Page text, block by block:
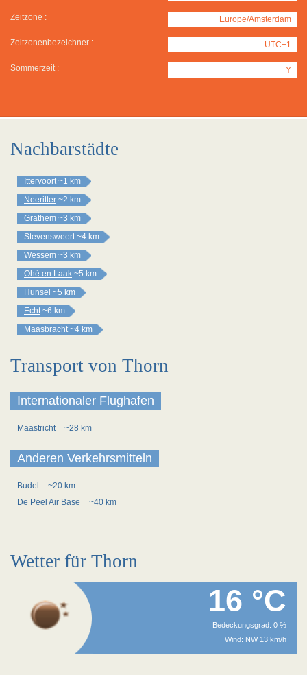
Zeitzone : Europe/Amsterdam
Zeitzonenbezeichner : UTC+1
Sommerzeit : Y
Nachbarstädte
Ittervoort ~1 km
Neeritter ~2 km
Grathem ~3 km
Stevensweert ~4 km
Wessem ~3 km
Ohé en Laak ~5 km
Hunsel ~5 km
Echt ~6 km
Maasbracht ~4 km
Transport von Thorn
Internationaler Flughafen
Maastricht ~28 km
Anderen Verkehrsmitteln
Budel
~20 km
De Peel Air Base
~40 km
Wetter für Thorn
16 °C
Bedeckungsgrad: 0 %
Wind: NW 13 km/h